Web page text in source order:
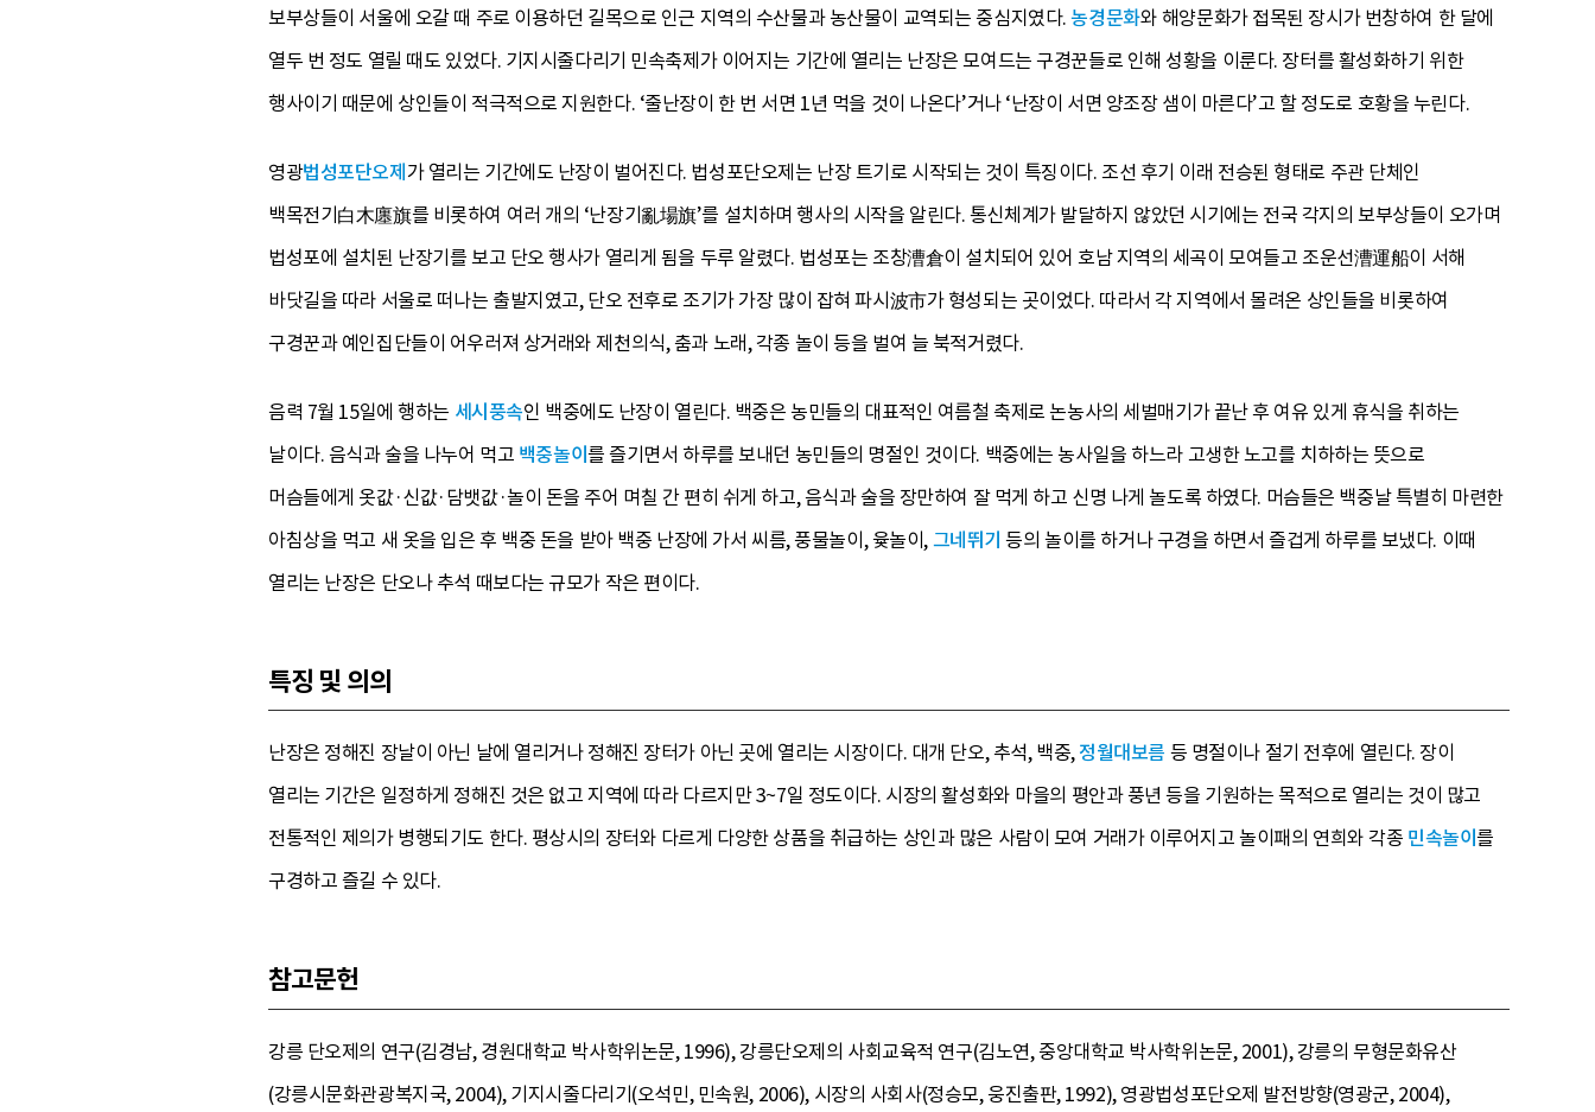
보부상들이 서울에 오갈 때 주로 이용하던 길목으로 인근 지역의 수산물과 농산물이 교역되는 중심지였다.농경문화와 해양문화가 접목된 장시가 번창하여 한 달에
열두 번 정도 열릴 때도 있었다. 기지시줄다리기 민속축제가 이어지는 기간에 열리는 난장은 모여드는 구경꾼들로 인해 성황을 이룬다. 장터를 활성화하기 위한
행사이기 때문에 상인들이 적극적으로 지원한다. ‘줄난장이 한 번 서면 1년 먹을 것이 나온다’거나 ‘난장이 서면 양조장 샘이 마른다’고 할 정도로 호황을 누린다.
영광법성포단오제 가 열리는 기간에도 난장이 벌어진다. 법성포단오제는 난장 트기로 시작되는 것이 특징이다. 조선 후기 이래 전승된 형태로 주관 단체인
백목전기白木廛旗를 비롯하여 여러 개의 ‘난장기亂場旗’를 설치하며 행사의 시작을 알린다. 통신체계가 발달하지 않았던 시기에는 전국 각지의 보부상들이 오가며
법성포에 설치된 난장기를 보고 단오 행사가 열리게 됨을 두루 알렸다. 법성포는 조창漕倉이 설치되어 있어 호남 지역의 세곡이 모여들고 조운선漕運船이 서해
바닷길을 따라 서울로 떠나는 출발지였고, 단오 전후로 조기가 가장 많이 잡혀 파시波市가 형성되는 곳이었다. 따라서 각 지역에서 몰려온 상인들을 비롯하여
구경꾼과 예인집단들이 어우러져 상거래와 제천의식, 춤과 노래, 각종 놀이 등을 벌여 늘 북적거렸다.
음력 7월 15일에 행하는 세시풍속인 백중에도 난장이 열린다. 백중은 농민들의 대표적인 여름철 축제로 논농사의 세벌매기가 끝난 후 여유 있게 휴식을 취하는
날이다. 음식과 술을 나누어 먹고 백중놀이를 즐기면서 하루를 보내던 농민들의 명절인 것이다. 백중에는 농사일을 하느라 고생한 노고를 치하하는 뜻으로
머슴들에게 옷값·신값·담뱃값·놀이 돈을 주어 며칠 간 편히 쉬게 하고, 음식과 술을 장만하여 잘 먹게 하고 신명 나게 놀도록 하였다. 머슴들은 백중날 특별히 마련한
아침상을 먹고 새 옷을 입은 후 백중 돈을 받아 백중 난장에 가서 씨름, 풍물놀이, 윷놀이,그네뛰기 등의 놀이를 하거나 구경을 하면서 즐겁게 하루를 보냈다. 이때
열리는 난장은 단오나 추석 때보다는 규모가 작은 편이다.
특징 및 의의
난장은 정해진 장날이 아닌 날에 열리거나 정해진 장터가 아닌 곳에 열리는 시장이다. 대개 단오, 추석, 백중,정월대보름 등 명절이나 절기 전후에 열린다. 장이
열리는 기간은 일정하게 정해진 것은 없고 지역에 따라 다르지만 3~7일 정도이다. 시장의 활성화와 마을의 평안과 풍년 등을 기원하는 목적으로 열리는 것이 많고
전통적인 제의가 병행되기도 한다. 평상시의 장터와 다르게 다양한 상품을 취급하는 상인과 많은 사람이 모여 거래가 이루어지고 놀이패의 연희와 각종 민속놀이를
구경하고 즐길 수 있다.
참고문헌
강릉 단오제의 연구(김경남, 경원대학교 박사학위논문, 1996), 강릉단오제의 사회교육적 연구(김노연, 중앙대학교 박사학위논문, 2001), 강릉의 무형문화유산
(강릉시문화관광복지국, 2004), 기지시줄다리기(오석민, 민속원, 2006), 시장의 사회사(정승모, 웅진출판, 1992), 영광법성포단오제 발전방향(영광군, 2004),